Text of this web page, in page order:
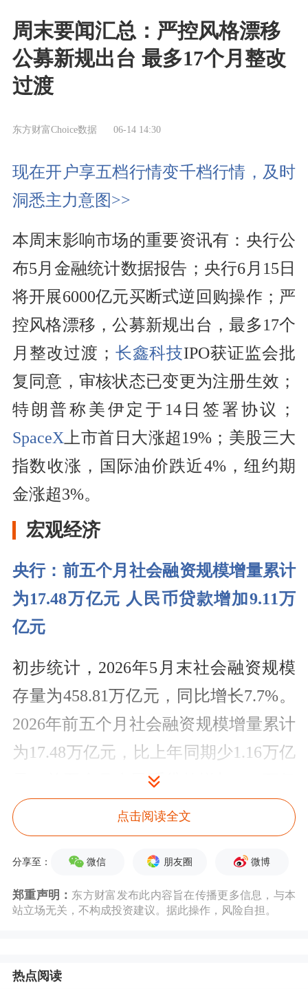
周末要闻汇总：严控风格漂移
公募新规出台 最多17个月整改
过渡
东方财富Choice数据 06-14 14:30
现在开户享五档行情变千档行情，及时
洞悉主力意图>>
本周末影响市场的重要资讯有：央行公
布5月金融统计数据报告；央行6月15日
将开展6000亿元买断式逆回购操作；严
控风格漂移，公募新规出台，最多17个
月整改过渡； 长鑫科技IPO获证监会批
复同意，审核状态已变更为注册生效；
特朗普称美伊定于14日签署协议；
SpaceX上市首日大涨超19%；美股三大
指数收涨，国际油价跌近4%，纽约期
金涨超3%。
宏观经济
央行：前五个月社会融资规模增量累计
为17.48万亿元 人民币贷款增加9.11万
亿元
初步统计，2026年5月末社会融资规模
存量为458.81万亿元，同比增长7.7%。
2026年前五个月社会融资规模增量累计
为17.48万亿元，比上年同期少1.16万亿
元。前五个月人民币贷款增加9.11万亿
元。5月末，广义货币(M2)余额353.67
万亿元,同比增长8.6%。
逆回购操作
15日以固定数量、利率招标、多重价位
点击阅读全文
分享至： 微信 朋友圈 微博
郑重声明： 东方财富发布此内容旨在传播更多信息，与本
站立场无关，不构成投资建议。据此操作，风险自担。
热点阅读